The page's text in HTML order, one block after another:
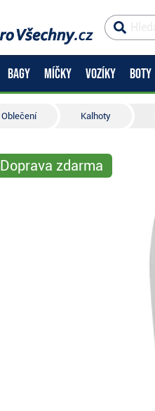
BAGY MÍČKY VOZÍKY BOTY
Oblečení Kalhoty
Doprava zdarma